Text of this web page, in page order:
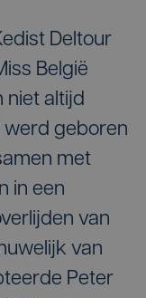
Deltour
België
niet altijd
werd geboren
met
in een
van
van
Peter